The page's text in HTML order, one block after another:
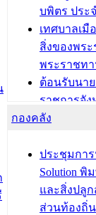
บพิตร ประ
เทศบาลเ
สิ่งของพร
พระราชท
ต้อนรับนา
ราชการจั
ความเรียบ
องคมนตรี
สำนักทะเบี
วารินชำรา
บ้าน ทร.14
กองคลัง
ประชุมการ
Solution
และสิ่งปลู
ส่วนท้องถิ่น